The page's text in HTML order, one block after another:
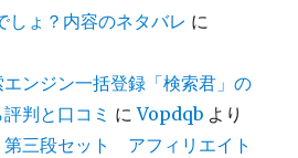
しょ？内容のネタバレ に
ンジン一括登録「検索君」の
判と口コミ にVopdqb より
第三段セット アフィリエイト